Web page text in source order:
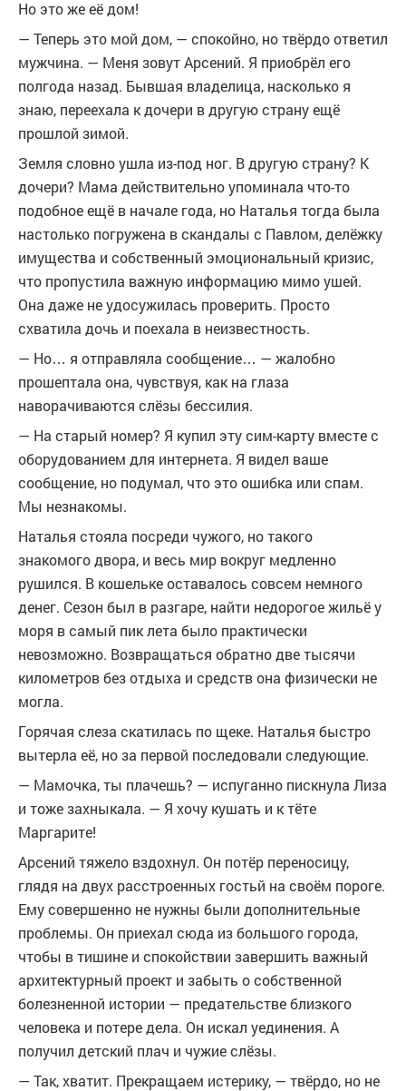
Но это же её дом!
— Теперь это мой дом, — спокойно, но твёрдо ответил
мужчина. — Меня зовут Арсений. Я приобрёл его
полгода назад. Бывшая владелица, насколько я
знаю, переехала к дочери в другую страну ещё
прошлой зимой.
Земля словно ушла из-под ног. В другую страну? К
дочери? Мама действительно упоминала что-то
подобное ещё в начале года, но Наталья тогда была
настолько погружена в скандалы с Павлом, делёжку
имущества и собственный эмоциональный кризис,
что пропустила важную информацию мимо ушей.
Она даже не удосужилась проверить. Просто
схватила дочь и поехала в неизвестность.
— Но… я отправляла сообщение… — жалобно
прошептала она, чувствуя, как на глаза
наворачиваются слёзы бессилия.
— На старый номер? Я купил эту сим-карту вместе с
оборудованием для интернета. Я видел ваше
сообщение, но подумал, что это ошибка или спам.
Мы незнакомы.
Наталья стояла посреди чужого, но такого
знакомого двора, и весь мир вокруг медленно
рушился. В кошельке оставалось совсем немного
денег. Сезон был в разгаре, найти недорогое жильё у
моря в самый пик лета было практически
невозможно. Возвращаться обратно две тысячи
километров без отдыха и средств она физически не
могла.
Горячая слеза скатилась по щеке. Наталья быстро
вытерла её, но за первой последовали следующие.
— Мамочка, ты плачешь? — испуганно пискнула Лиза
и тоже захныкала. — Я хочу кушать и к тёте
Маргарите!
Арсений тяжело вздохнул. Он потёр переносицу,
глядя на двух расстроенных гостьй на своём пороге.
Ему совершенно не нужны были дополнительные
проблемы. Он приехал сюда из большого города,
чтобы в тишине и спокойствии завершить важный
архитектурный проект и забыть о собственной
болезненной истории — предательстве близкого
человека и потере дела. Он искал уединения. А
получил детский плач и чужие слёзы.
— Так, хватит. Прекращаем истерику, — твёрдо, но не